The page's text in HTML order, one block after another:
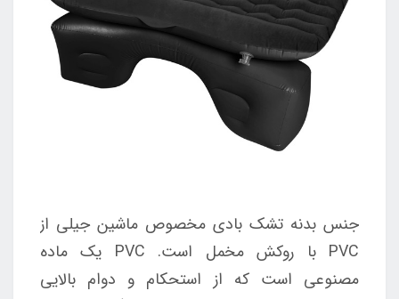
جنس بدنه تشک بادی مخصوص ماشین جیلی از
PVC با روکش مخمل است. PVC یک ماده
مصنوعی است که از استحکام و دوام بالایی